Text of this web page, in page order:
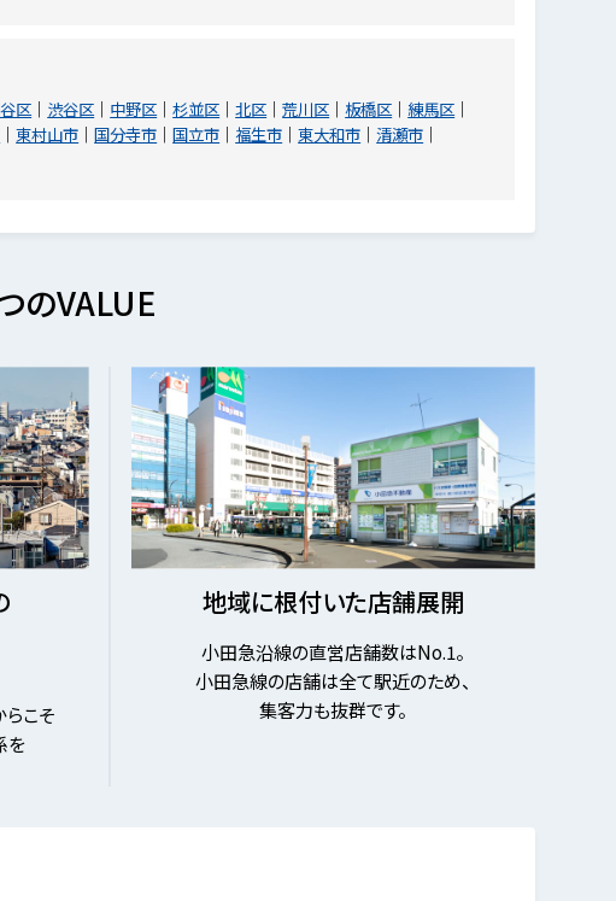
区 渋谷区 中野区 杉並区 北区 荒川区 板橋区
練馬区
東村山市 国分寺市 国立市 福生市 東大和市
清瀬市
のVALUE
こそ
を
地域に根付いた店舗展開
小田急沿線の直営店舗数はNo.1。
小田急線の店舗は全て駅近のため、
集客力も抜群です。